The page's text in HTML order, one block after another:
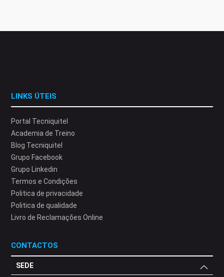
LINKS ÚTEIS
Portal Tecniquitel
Academia de Treino
Blog Tecniquitel
Grupo Facebook
Grupo Linkedin
Termos e Condições
Politica de privacidade
Politica de qualidade
Livro de Reclamações Online
CONTACTOS
SEDE